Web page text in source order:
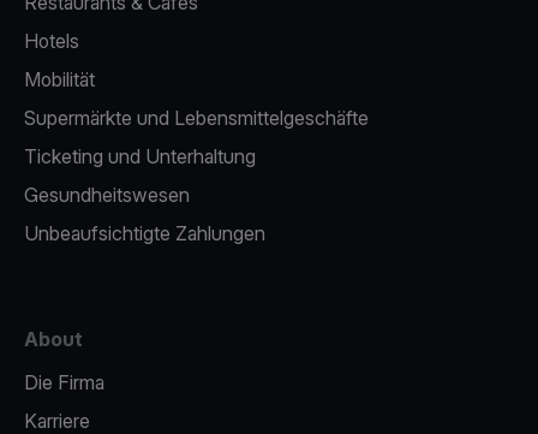
Hotels
Mobilität
Supermärkte und Lebensmittelgeschäfte
Ticketing und Unterhaltung
Gesundheitswesen
Unbeaufsichtigte Zahlungen
About
Die Firma
Karriere